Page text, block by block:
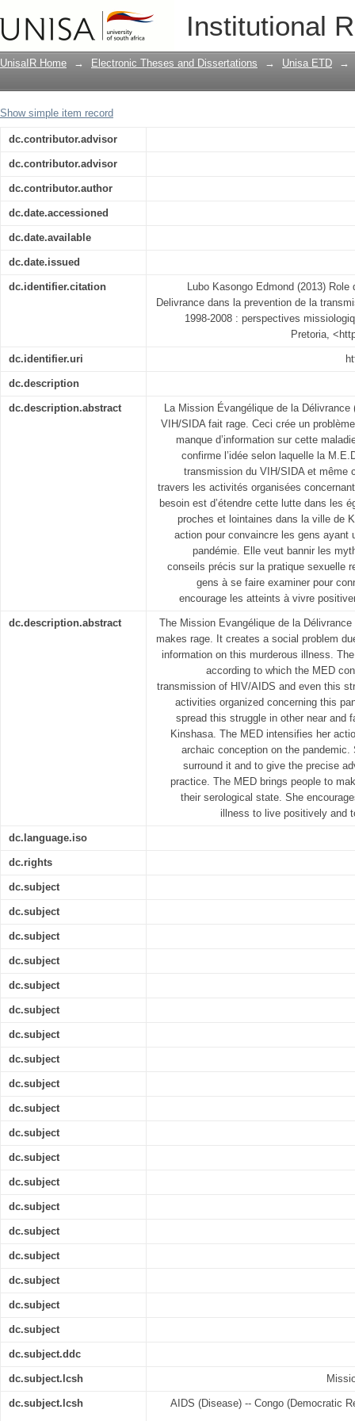
Institutional
Role de la Mission Evangelique de la
transmission du VIH/SIDA a
UnisaIR Home → Electronic Theses and Dissertations → Unisa ETD →
Show simple item record
dc.contributor.advisor
dc.contributor.advisor
dc.contributor.author
dc.date.accessioned
dc.date.available
dc.date.issued
dc.identifier.citation
Lubo Kasongo Edmond (2013)
Delivrance dans la prevention de la
1998-2008 : perspectives
Pretoria,
dc.identifier.uri
dc.description
dc.description.abstract
La Mission Évangélique de la
VIH/SIDA fait rage. Ceci crée un
manque d’information sur cette
confirme l’idée selon laquelle la
transmission du VIH/SIDA et même
travers les activités organisées
besoin est d’étendre cette lutte dans les
proches et lointaines dans la ville de
action pour convaincre les gens ayant
pandémie. Elle veut bannir les
conseils précis sur la pratique sexuelle
gens à se faire examiner pour
encourage les atteints à vivre
dc.description.abstract
The Mission Evangélique de la
makes rage. It creates a social problem
information on this murderous illness.
according to which the MED
transmission of HIV/AIDS and even this
activities organized concerning this
spread this struggle in other near and
Kinshasa. The MED intensifies her
archaic conception on the
surround it and to give the precise
practice. The MED brings people to
their serological state. She
illness to live positively and
dc.language.iso
dc.rights
dc.subject
dc.subject
dc.subject
dc.subject
dc.subject
dc.subject
dc.subject
dc.subject
dc.subject
dc.subject
dc.subject
dc.subject
dc.subject
dc.subject
dc.subject
dc.subject
dc.subject
dc.subject
dc.subject
dc.subject.ddc
dc.subject.lcsh
dc.subject.lcsh AIDS (Disease) -- Congo (Democratic